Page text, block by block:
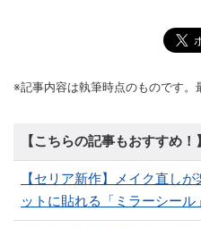
※記事内容は執筆時点のものです。
【こちらの記事もおすすめ！】
【セリア新作】メイク直し
ットに貼れる「ミラーシール